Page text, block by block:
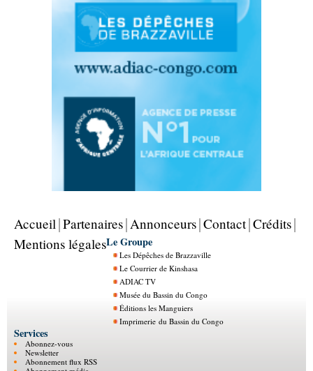
Accueil Partenaires Annonceurs Contact Crédits
Mentions légalesLe Groupe
Les Dépêches de Brazzaville
Le Courrier de Kinshasa
ADIAC TV
Musée du Bassin du Congo
Éditions les Manguiers
Imprimerie du Bassin du Congo
Services
Abonnez-vous
Newsletter
Abonnement flux RSS